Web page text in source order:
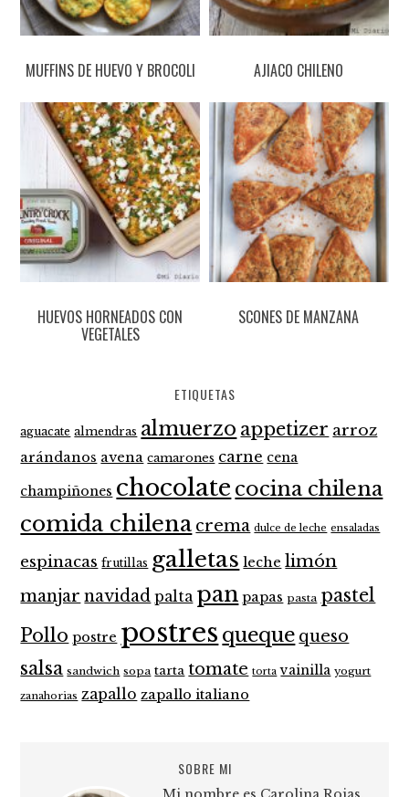
MUFFINS DE HUEVO Y BROCOLI AJIACO CHILENO
HUEVOS HORNEADOS CON
VEGETALES
SCONES DE MANZANA
ETIQUETAS
aguacate almendras almuerzo appetizer arroz
arándanos avena camarones carne cena
champiñones chocolate cocina chilena
comida chilena crema dulce de leche ensaladas
espinacas frutillas galletas leche limón
manjar navidad palta pan papas pasta pastel
Pollo postre postres queque queso
salsa sandwich sopa tarta tomate torta vainilla yogurt
zanahorias zapallo zapallo italiano
SOBRE MI